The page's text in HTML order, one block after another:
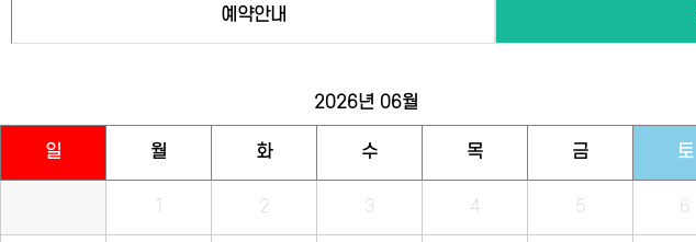
예약안내
2026년 06월
일 월 화 수 목 금 토
1 2 3 4 5 6